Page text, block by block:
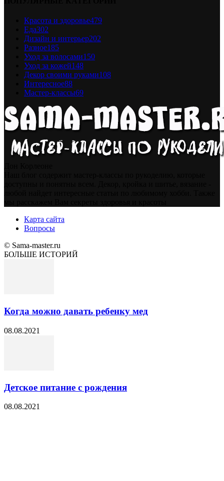
Красота и здоровье479
Еда302
Дизайн и интерьер202
Разное185
Уход за волосами150
Уход за кожей148
Декор своими руками108
Интересное88
Мастер-классы69
Карта сайта
Вопросы
© Sama-master.ru
БОЛЬШЕ ИСТОРИЙ
Когда можно давать ребенку мед
08.08.2021
Детское питание с рождения
08.08.2021